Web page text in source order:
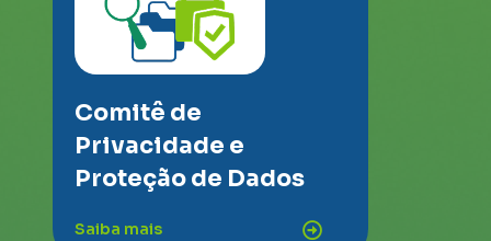
Comitê de
Privacidade e
Proteção de Dados
Saiba mais